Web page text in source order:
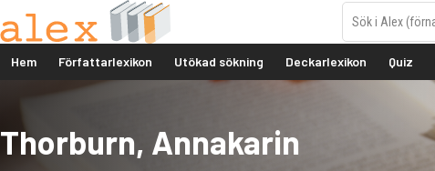
Hem Författarlexikon Utökad sökning Deckarlexikon Quiz
Thorburn, Annakarin